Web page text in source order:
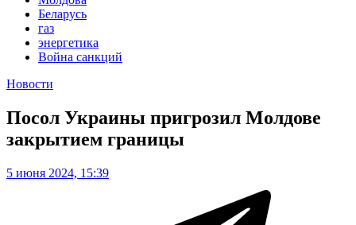
Беларусь
газ
энергетика
Война санкций
Новости
Посол Украины пригрозил Молдове
закрытием границы
5 июня 2024, 15:39